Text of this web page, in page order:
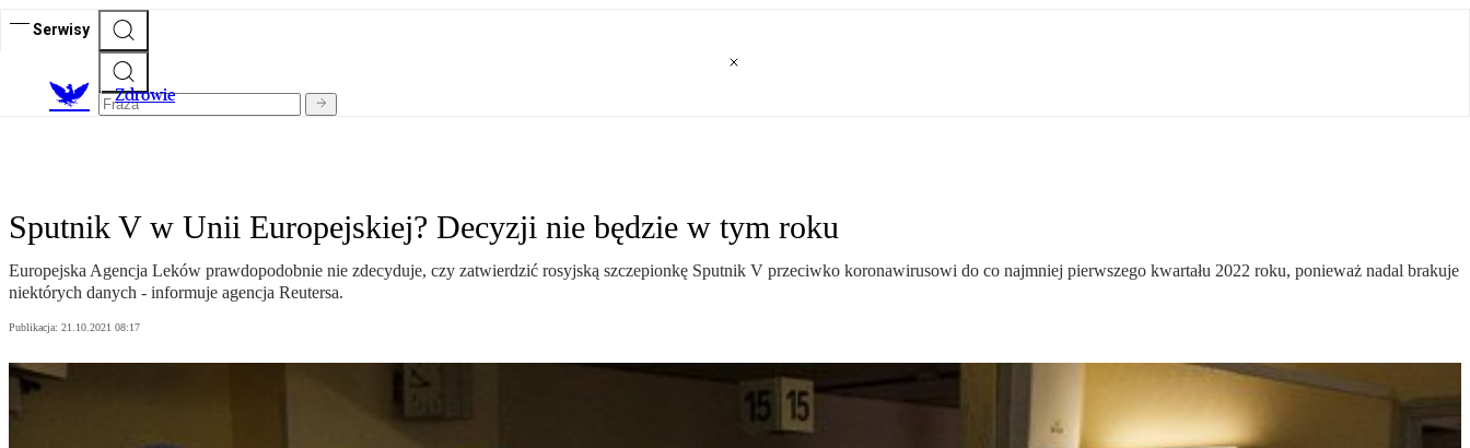
Serwisy
Zdrowie
Sputnik V w Unii Europejskiej? Decyzji nie będzie w tym roku
Europejska Agencja Leków prawdopodobnie nie zdecyduje, czy zatwierdzić rosyjską szczepionkę Sputnik V przeciwko koronawirusowi do co najmniej pierwszego kwartału 2022 roku, ponieważ nadal brakuje
niektórych danych - informuje agencja Reutersa.
Publikacja: 21.10.2021 08:17